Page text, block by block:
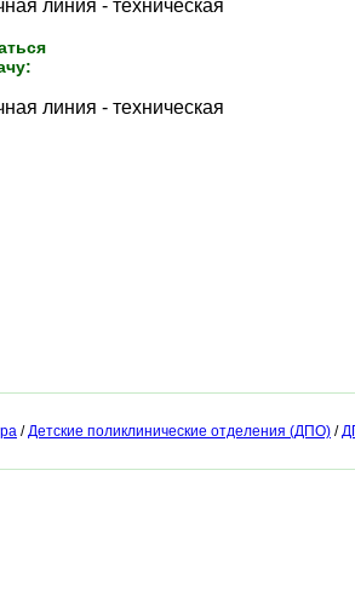
/Детские поликлинические отделения (ДПО) /